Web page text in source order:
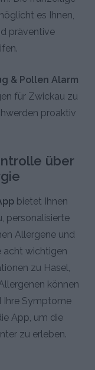
es Ihnen,
präventive
& Pollen Alarm
für Zwickau zu
proaktiv
über
bietet Ihnen
personalisierte
Allergene und
acht wichtigen
zu Hasel,
können
Ihre Symptome
App, um die
zu erleben.